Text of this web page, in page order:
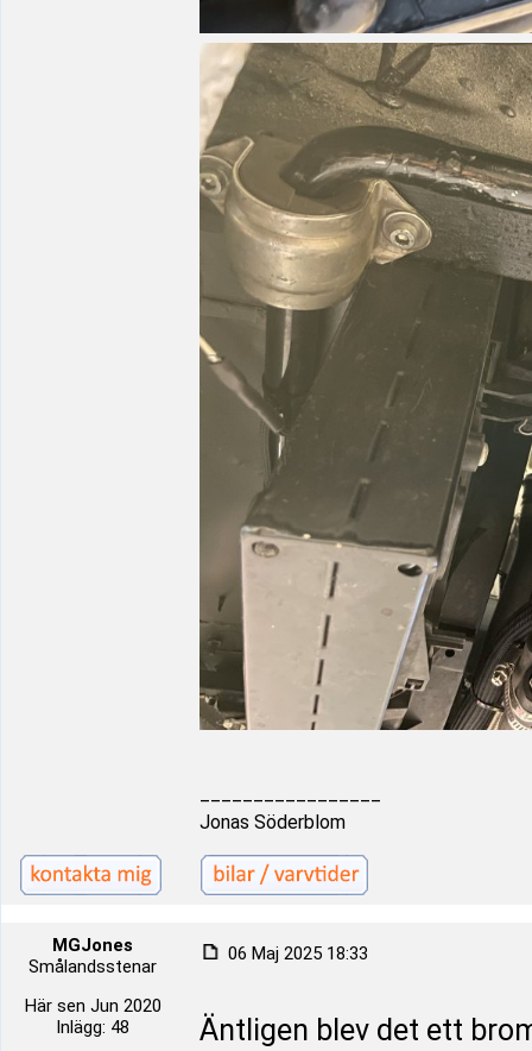
Jonas Söderblom
MGJones
Smålandsstenar
Här sen Jun 2020
Inlägg: 48
06 Maj 2025 18:33
Äntligen blev det ett